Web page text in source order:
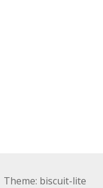
Theme: biscuit-lite